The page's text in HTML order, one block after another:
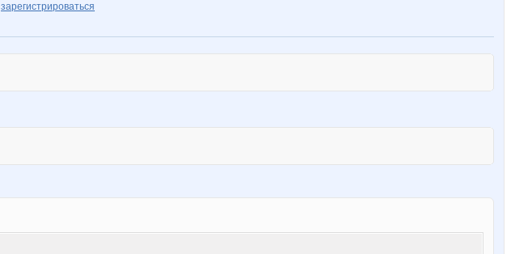
зарегистрироваться